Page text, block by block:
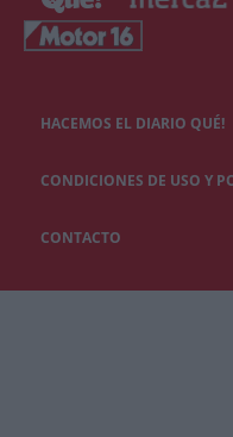
HACEMOS EL DIARIO QUÉ!
CONDICIONES DE USO Y
CONTACTO